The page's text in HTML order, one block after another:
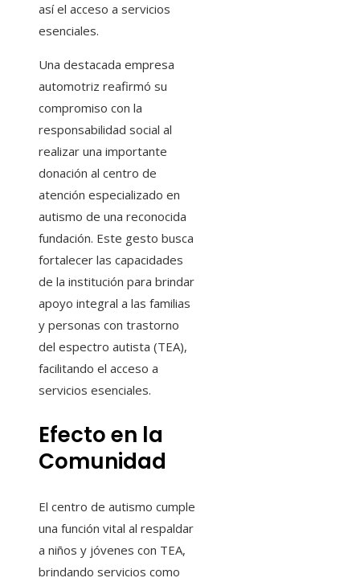
así el acceso a servicios
esenciales.
Una destacada empresa
automotriz reafirmó su
compromiso con la
responsabilidad social al
realizar una importante
donación al centro de
atención especializado en
autismo de una reconocida
fundación. Este gesto busca
fortalecer las capacidades
de la institución para brindar
apoyo integral a las familias
y personas con trastorno
del espectro autista (TEA),
facilitando el acceso a
servicios esenciales.
Efecto en la
Comunidad
El centro de autismo cumple
una función vital al respaldar
a niños y jóvenes con TEA,
brindando servicios como